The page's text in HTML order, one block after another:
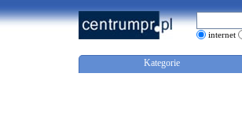
internet
Kategorie